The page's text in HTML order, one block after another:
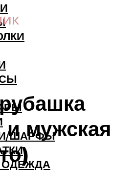
ШАРФЫ
ОДЕЖДА
и мужская